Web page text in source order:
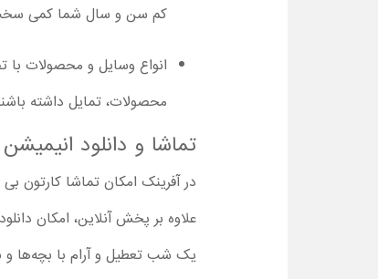
کم سن و سال شما کمی سخت
انواع وسایل و محصولات با
محصولات، تمایل داشته
تماشا و دانلود
در آفرینک امکان تماشا کارتون
یک شب تعطیل و آرام با بچه‌ها و